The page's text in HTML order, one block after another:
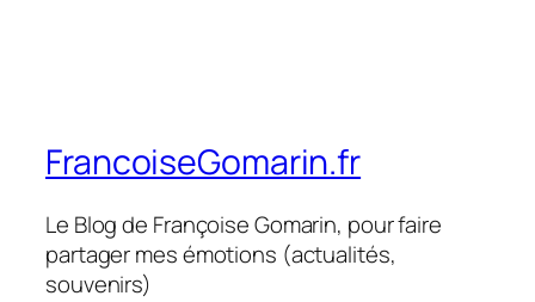
FrancoiseGomarin.fr
Le Blog de Françoise Gomarin, pour faire
partager mes émotions (actualités,
souvenirs)